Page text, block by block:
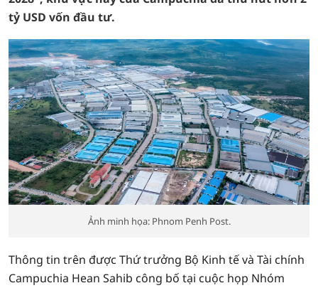
tỷ USD vốn đầu tư.
Ảnh minh họa: Phnom Penh Post.
Thông tin trên được Thứ trưởng Bộ Kinh tế và Tài chính
Campuchia Hean Sahib công bố tại cuộc họp Nhóm